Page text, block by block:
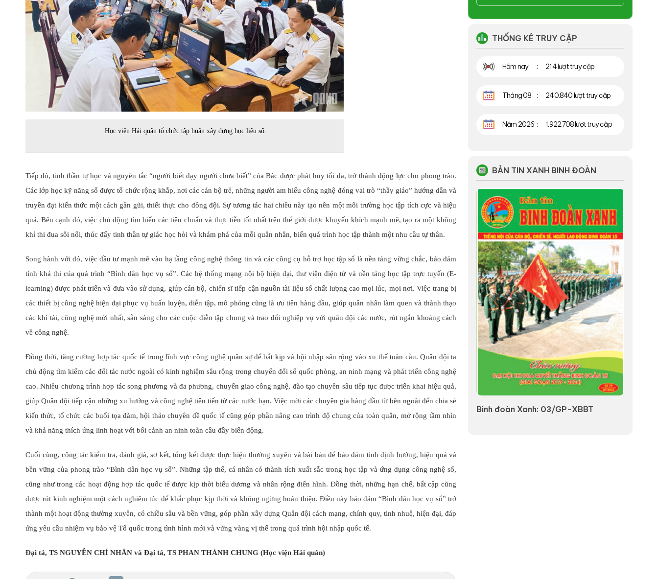
Học viện Hải quân tổ chức tập huấn xây dựng học liệu số.
Tiếp đó, tinh thần tự học và nguyên tắc “người biết dạy người chưa biết” của Bác được phát huy tối đa, trở thành động lực cho phong trào.
Các lớp học kỹ năng số được tổ chức rộng khắp, nơi các cán bộ trẻ, những người am hiểu công nghệ đóng vai trò “thầy giáo” hướng dẫn và
truyền đạt kiến thức một cách gần gũi, thiết thực cho đồng đội. Sự tương tác hai chiều này tạo nên một môi trường học tập tích cực và hiệu
quả. Bên cạnh đó, việc chủ động tìm hiểu các tiêu chuẩn và thực tiễn tốt nhất trên thế giới được khuyến khích mạnh mẽ, tạo ra một không
khí thi đua sôi nổi, thúc đẩy tinh thần tự giác học hỏi và khám phá của mỗi quân nhân, biến quá trình học tập thành một nhu cầu tự thân.
Song hành với đó, việc đầu tư mạnh mẽ vào hạ tầng công nghệ thông tin và các công cụ hỗ trợ học tập số là nền tảng vững chắc, bảo đảm
tính khả thi của quá trình “Bình dân học vụ số”. Các hệ thống mạng nội bộ hiện đại, thư viện điện tử và nền tảng học tập trực tuyến (E-
learning) được phát triển và đưa vào sử dụng, giúp cán bộ, chiến sĩ tiếp cận nguồn tài liệu số chất lượng cao mọi lúc, mọi nơi. Việc trang bị
các thiết bị công nghệ hiện đại phục vụ huấn luyện, diễn tập, mô phỏng cũng là ưu tiên hàng đầu, giúp quân nhân làm quen và thành thạo
các khí tài, công nghệ mới nhất, sẵn sàng cho các cuộc diễn tập chung và trao đổi nghiệp vụ với quân đội các nước, rút ngắn khoảng cách
về công nghệ.
Đồng thời, tăng cường hợp tác quốc tế trong lĩnh vực công nghệ quân sự để bắt kịp và hội nhập sâu rộng vào xu thế toàn cầu. Quân đội ta
chủ động tìm kiếm các đối tác nước ngoài có kinh nghiệm sâu rộng trong chuyển đổi số quốc phòng, an ninh mạng và phát triển công nghệ
cao. Nhiều chương trình hợp tác song phương và đa phương, chuyển giao công nghệ, đào tạo chuyên sâu tiếp tục được triển khai hiệu quả,
giúp Quân đội tiếp cận những xu hướng và công nghệ tiên tiến từ các nước bạn. Việc mời các chuyên gia hàng đầu từ bên ngoài đến chia sẻ
kiến thức, tổ chức các buổi tọa đàm, hội thảo chuyên đề quốc tế cũng góp phần nâng cao trình độ chung của toàn quân, mở rộng tầm nhìn
và khả năng thích ứng linh hoạt với bối cảnh an ninh toàn cầu đầy biến động.
Cuối cùng, công tác kiểm tra, đánh giá, sơ kết, tổng kết được thực hiện thường xuyên và bài bản để bảo đảm tính định hướng, hiệu quả và
bền vững của phong trào “Bình dân học vụ số”. Những tập thể, cá nhân có thành tích xuất sắc trong học tập và ứng dụng công nghệ số,
cũng như trong các hoạt động hợp tác quốc tế được kịp thời biểu dương và nhân rộng điển hình. Đồng thời, những hạn chế, bất cập cũng
được rút kinh nghiệm một cách nghiêm túc để khắc phục kịp thời và không ngừng hoàn thiện. Điều này bảo đảm “Bình dân học vụ số” trở
thành một hoạt động thường xuyên, có chiều sâu và bền vững, góp phần xây dựng Quân đội cách mạng, chính quy, tinh nhuệ, hiện đại, đáp
ứng yêu cầu nhiệm vụ bảo vệ Tổ quốc trong tình hình mới và vững vàng vị thế trong quá trình hội nhập quốc tế.
Đại tá, TS NGUYỄN CHÍ NHÂN và Đại tá, TS PHAN THÀNH CHUNG (Học viện Hải quân)
THỐNG KÊ TRUY CẬP
Hôm nay 214 lượt truy cập
Tháng 08 240.840 lượt truy cập
Năm 2026 1.922.708 lượt truy cập
BẢN TIN XANH BINH ĐOÀN
Xanh
Binh đoàn Xanh: 03/GP-XBBT